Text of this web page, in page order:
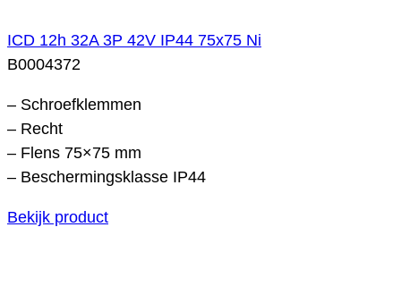
ICD 12h 32A 3P 42V IP44 75x75 Ni
B0004372
– Schroefklemmen
– Recht
– Flens 75×75 mm
– Beschermingsklasse IP44
Bekijk product